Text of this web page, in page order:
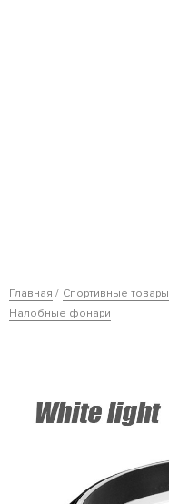
Главная Спортивные товары
Налобные фонари